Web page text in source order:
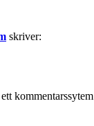
skriver: